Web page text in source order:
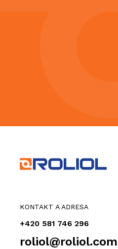
KONTAKT A ADRESA
+420 581 746 296
roliol@roliol.com